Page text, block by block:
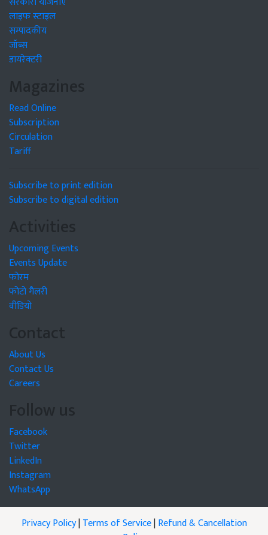
लाइफ स्टाइल
सम्पादकीय
जॉब्स
डायरेक्टरी
Magazines
Read Online
Subscription
Circulation
Tariff
Subscribe to print edition
Subscribe to digital edition
Activities
Upcoming Events
Events Update
फोरम
फोटो गैलरी
वीडियो
Contact
About Us
Contact Us
Careers
Follow us
Facebook
Twitter
LinkedIn
Instagram
WhatsApp
Privacy Policy|Terms of Service|Refund & Cancellation